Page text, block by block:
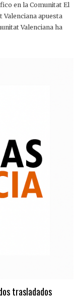
en la Comunitat El
apuesta
Valenciana ha
trasladados